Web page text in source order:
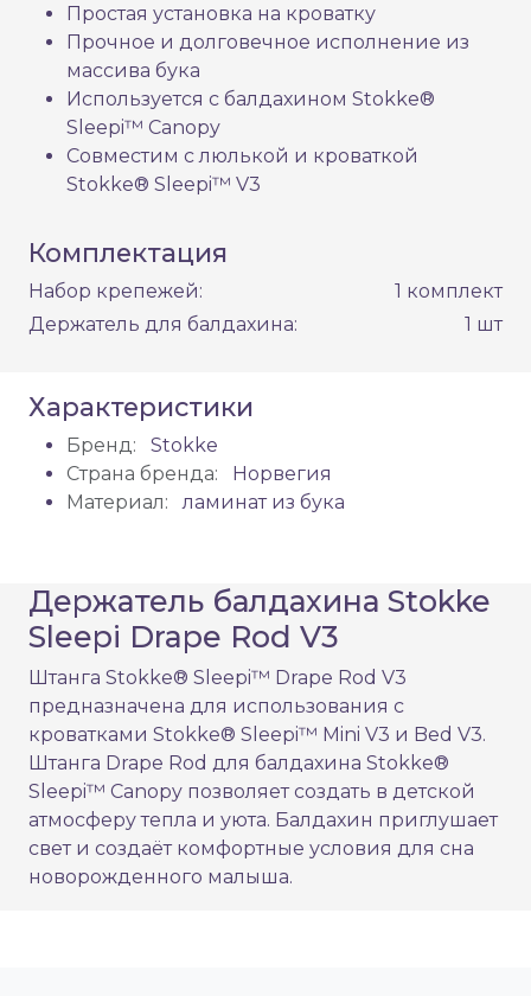
Простая установка на кроватку
Прочное и долговечное исполнение из
массива бука
Используется с балдахином Stokke®
Sleepi™ Canopy​
Совместим с люлькой и кроваткой
Stokke® Sleepi™ V3
Комплектация
Набор крепежей:
1 комплект
Держатель для балдахина:
1 шт
Характеристики
Бренд:
Stokke
Страна бренда:
Норвегия
Материал:
ламинат из бука
Держатель балдахина Stokke
Sleepi Drape Rod V3
Штанга Stokke® Sleepi™ Drape Rod V3
предназначена для использования с
кроватками Stokke® Sleepi™ Mini V3 и Bed V3.
Штанга Drape Rod для балдахина Stokke®
Sleepi™ Canopy позволяет создать в детской
атмосферу тепла и уюта. Балдахин приглушает
свет и создаёт комфортные условия для сна
новорожденного малыша.​